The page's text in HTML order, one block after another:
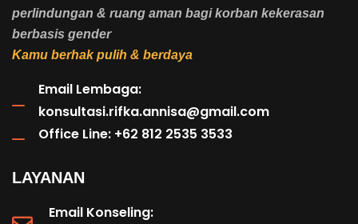
perlindungan & ruang aman bagi korban kekerasan
berbasis gender
Kamu berhak pulih & berdaya
Email Lembaga:
konsultasi.rifka.annisa@gmail.com
Office Line: +62 812 2535 3533
LAYANAN
Email Konseling: